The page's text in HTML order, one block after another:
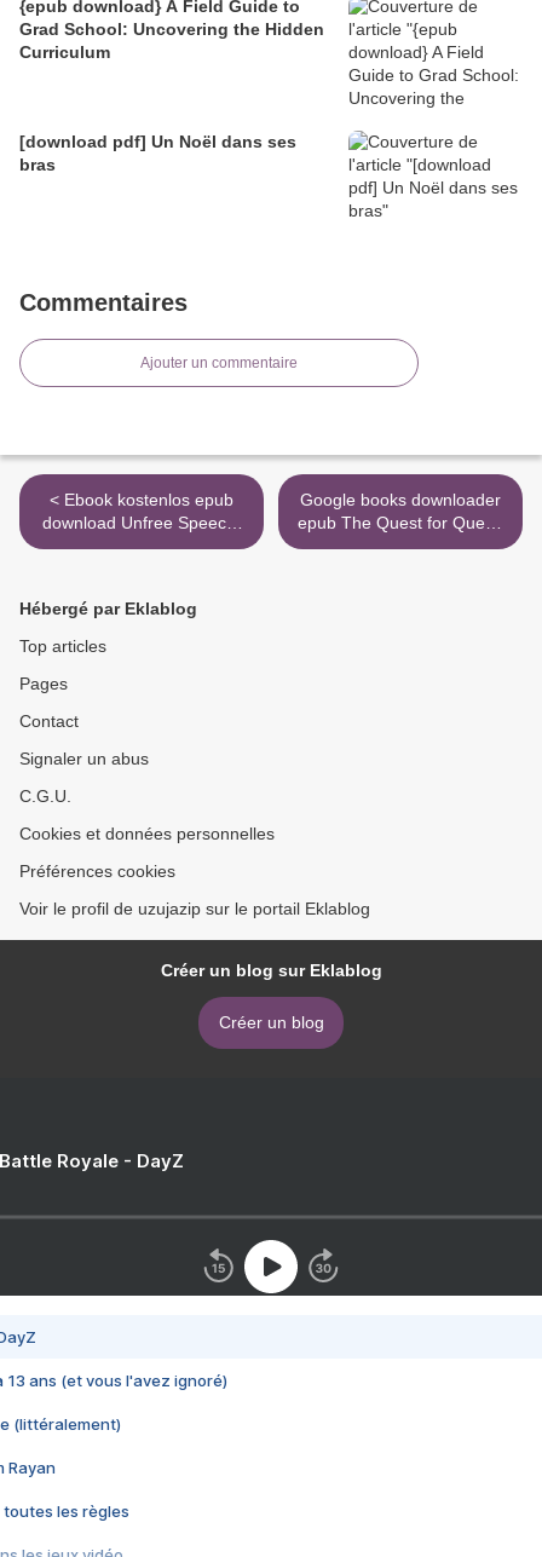
{epub download} A Field Guide to
Grad School: Uncovering the Hidden
Curriculum
[download pdf] Un Noël dans ses
bras
Commentaires
Ajouter un commentaire
< Ebook kostenlos epub
download Unfree Speech:
The Threat to Global
Joshua Wong, Ai Weiwei
9780143135715 PDB RTF
Google books downloader
epub The Quest for Queen
Mary >
Hébergé par Eklablog
Top articles
Pages
Contact
Signaler un abus
C.G.U.
Cookies et données personnelles
Préférences cookies
Voir le profil de uzujazip sur le portail Eklablog
Créer un blog sur Eklablog
Créer un blog
Royale - DayZ
13 ans (et vous l'avez ignoré)
(littéralement)
Rayan
toutes les règles